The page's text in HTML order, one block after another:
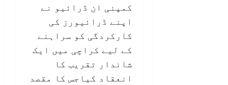
کمپنی ان ڈرائیو نے
اپنے ڈرائیورز کی
کارکردگی کو سراہنے
کے لیے کراچی میں ایک
شاندار تقریب کا
انعقاد کیاجس کا مقصد